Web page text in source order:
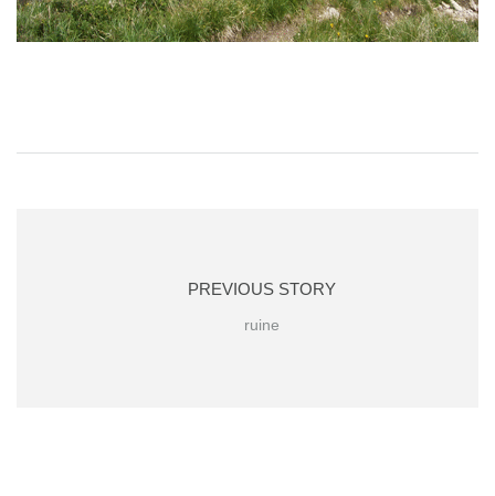
PREVIOUS STORY
ruine